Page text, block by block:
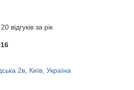
відгуків за рік
2в, Київ, Україна